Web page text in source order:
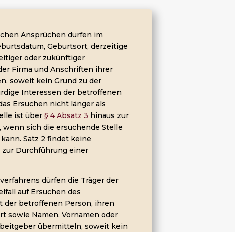
Ansprüchen dürfen im
Geburtsort, derzeitige
oder zukünftiger
Firma und Anschriften ihrer
soweit kein Grund zu der
Interessen der betroffenen
Ersuchen nicht länger als
ist über § 4 Absatz 3 hinaus zur
sich die ersuchende Stelle
Satz 2 findet keine
Durchführung einer
dürfen die Träger der
auf Ersuchen des
der betroffenen Person, ihren
sowie Namen, Vornamen oder
übermitteln, soweit kein